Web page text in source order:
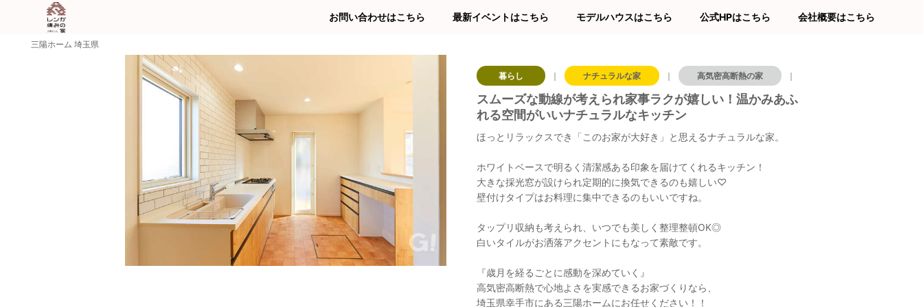
お問い合わせはこちら 最新イベントはこちら モデルハウスはこちら 公式HPはこちら 会社概要はこちら
三陽ホーム 埼玉県
暮らし ｜ ナチュラルな家 ｜ 高気密高断熱の家 ｜
スムーズな動線が考えられ家事ラクが嬉しい！温かみあふ
れる空間がいいナチュラルなキッチン
ほっとリラックスでき「このお家が大好き」と思えるナチュラルな家。
ホワイトベースで明るく清潔感ある印象を届けてくれるキッチン！
大きな採光窓が設けられ定期的に換気できるのも嬉しい♡
壁付けタイプはお料理に集中できるのもいいですね。
タップリ収納も考えられ、いつでも美しく整理整頓OK◎
白いタイルがお洒落アクセントにもなって素敵です。
『歳月を経るごとに感動を深めていく』
高気密高断熱で心地よさを実感できるお家づくりなら、
埼玉県幸手市にある三陽ホームにお任せください！！